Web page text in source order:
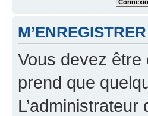
M’ENREGISTRER
Vous devez être
prend que